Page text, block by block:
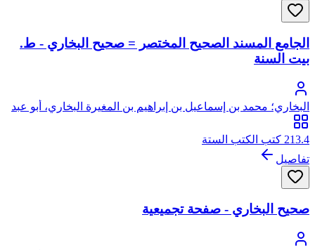
الجامع المسند الصحيح المختصر = صحيح البخاري - ط.
بيت السنة
البخاري؛ محمد بن إسماعيل بن إبراهيم بن المغيرة البخاري، أبو عبد
الله
213.4 كتب الكتب الستة
تفاصيل
صحيح البخاري - صفحة تجميعية